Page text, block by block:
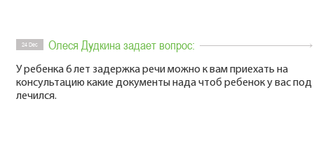
24 Dec Олеся Дудкина задает вопрос:
У ребенка 6 лет задержка речи можно к вам приехать на
консультацию какие документы нада чтоб ребенок у вас под
лечился.